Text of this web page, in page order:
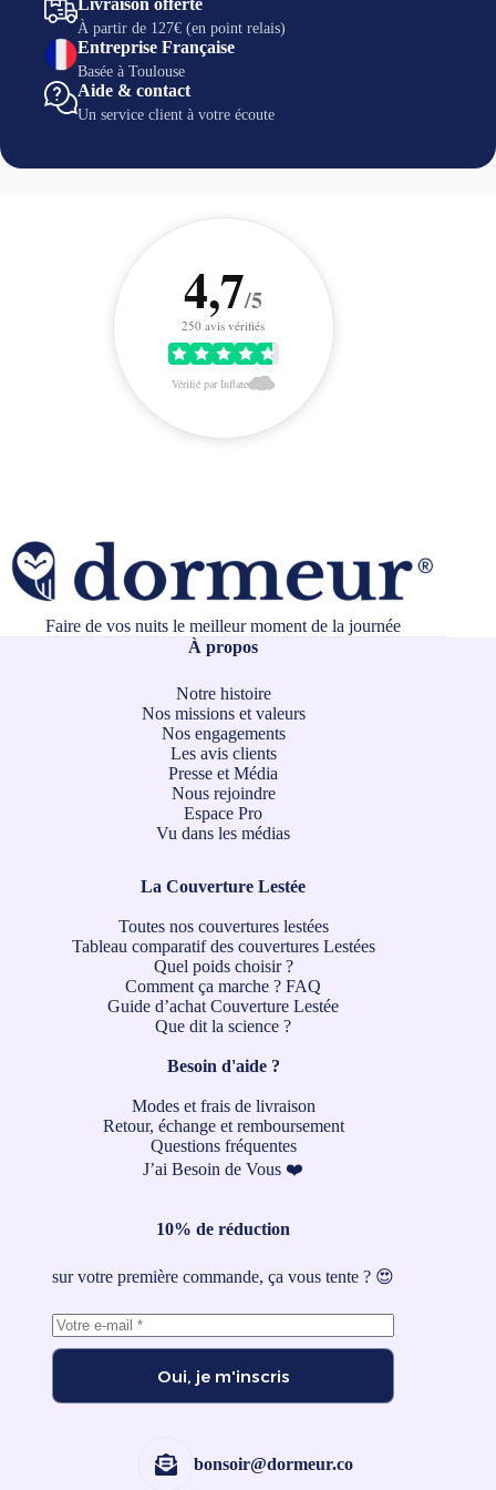
Livraison offerte
À partir de 127€ (en point relais)
Entreprise Française
Basée à Toulouse
Aide & contact
Un service client à votre écoute
4,7/5
250 avis vérifiés
Vérifié par Inflate
Faire de vos nuits le meilleur moment de la journée
À propos
Notre histoire
Nos missions et valeurs
Nos engagements
Les avis clients
Presse et Média
Nous rejoindre
Espace Pro
Vu dans les médias
La Couverture Lestée
Toutes nos couvertures lestées
Tableau comparatif des couvertures Lestées
Quel poids choisir ?
Comment ça marche ? FAQ
Guide d’achat Couverture Lestée
Que dit la science ?
Besoin d'aide ?
Modes et frais de livraison
Retour, échange et remboursement
Questions fréquentes
J’ai Besoin de Vous ❤️
10% de réduction
sur votre première commande, ça vous tente ? 😍
Oui, je m'inscris
bonsoir@dormeur.co